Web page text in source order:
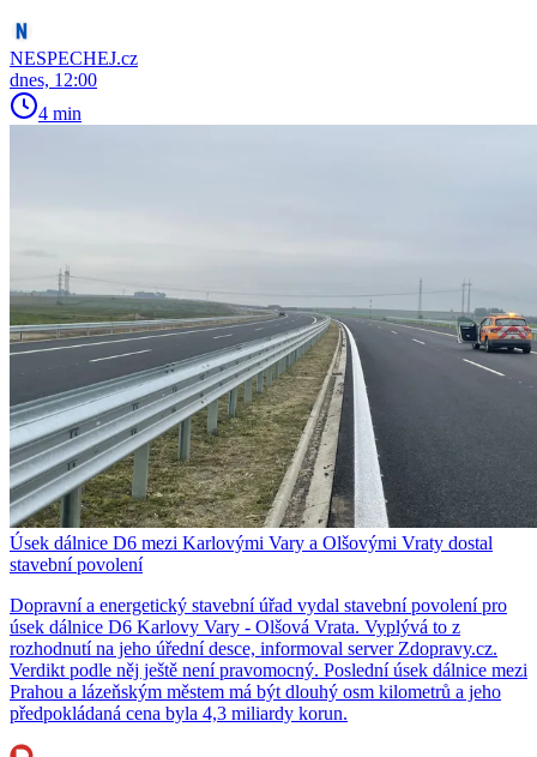
NESPECHEJ.cz
dnes, 12:00
4 min
Úsek dálnice D6 mezi Karlovými Vary a Olšovými Vraty dostal
stavební povolení
Dopravní a energetický stavební úřad vydal stavební povolení pro
úsek dálnice D6 Karlovy Vary - Olšová Vrata. Vyplývá to z
rozhodnutí na jeho úřední desce, informoval server Zdopravy.cz.
Verdikt podle něj ještě není pravomocný. Poslední úsek dálnice mezi
Prahou a lázeňským městem má být dlouhý osm kilometrů a jeho
předpokládaná cena byla 4,3 miliardy korun.